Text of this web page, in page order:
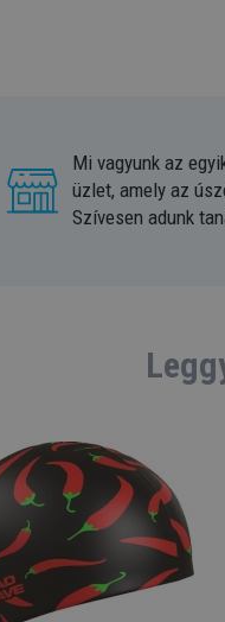
Mi vagyunk az
üzlet, amely az
Szívesen adunk